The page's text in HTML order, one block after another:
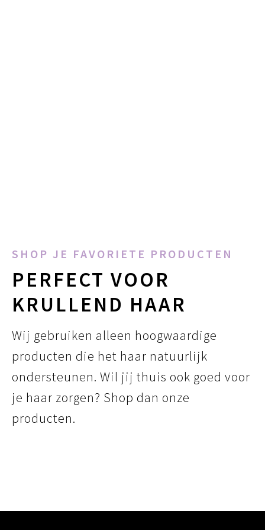
SHOP JE FAVORIETE PRODUCTEN
PERFECT VOOR
KRULLEND HAAR
Wij gebruiken alleen hoogwaardige
producten die het haar natuurlijk
ondersteunen. Wil jij thuis ook goed voor
je haar zorgen? Shop dan onze
producten.